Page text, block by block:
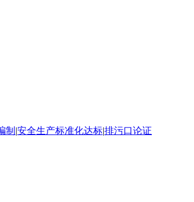
制 |安全生产标准化达标|排污口论证